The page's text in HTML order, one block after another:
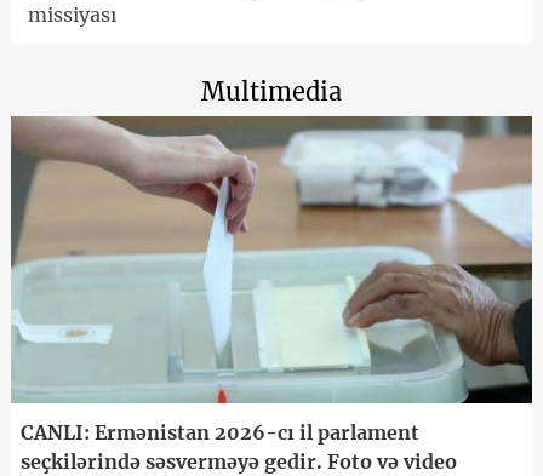
missiyası
Multimedia
CANLI: Ermənistan 2026-cı il parlament
seçkilərində səsverməyə gedir. Foto və video